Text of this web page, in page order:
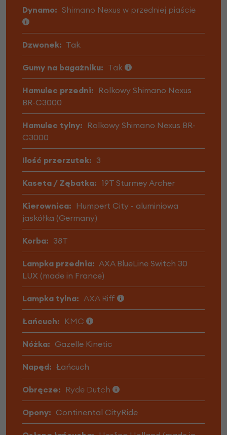
Dynamo: Shimano Nexus w przedniej piaście
Dzwonek: Tak
Gumy na bagażniku: Tak
Hamulec przedni: Rolkowy Shimano Nexus
BR-C3000
Hamulec tylny: Rolkowy Shimano Nexus BR-
C3000
Ilość przerzutek: 3
Kaseta / Zębatka: 19T Sturmey Archer
Kierownica: Humpert City - aluminiowa
jaskółka (Germany)
Korba: 38T
Lampka przednia: AXA BlueLine Switch 30
LUX (made in France)
Lampka tylna: AXA Riff
Łańcuch: KMC
Nóżka: Gazelle Kinetic
Napęd: Łańcuch
Obręcze: Ryde Dutch
Opony: Continental CityRide